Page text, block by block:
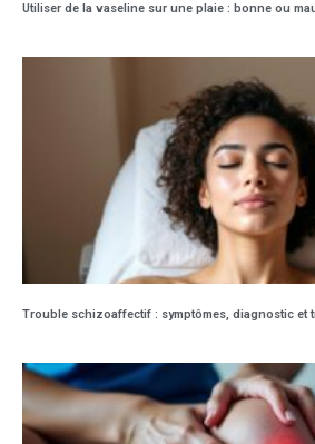
Utiliser de la vaseline sur une plaie : bonne ou
Trouble schizoaffectif : symptômes, diagnostic et